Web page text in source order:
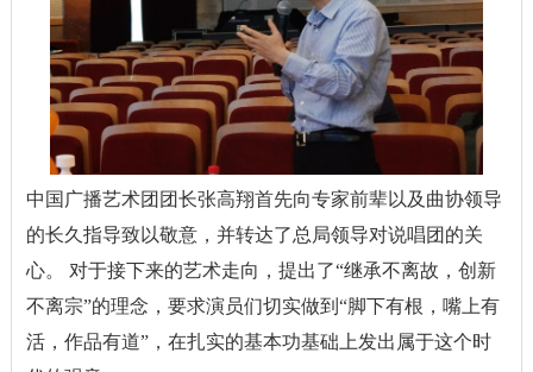
中国广播艺术团团长张高翔首先向专家前辈以及曲协领导
的长久指导致以敬意，并转达了总局领导对说唱团的关
心。 对于接下来的艺术走向，提出了“继承不离故，创新
不离宗”的理念，要求演员们切实做到“脚下有根，嘴上有
活，作品有道”，在扎实的基本功基础上发出属于这个时